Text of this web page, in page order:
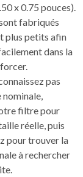
x 0.75 pouces).
fabriqués
plus petits afin
dans la
pas
filtre pour
réelle, puis
pour trouver la
à rechercher